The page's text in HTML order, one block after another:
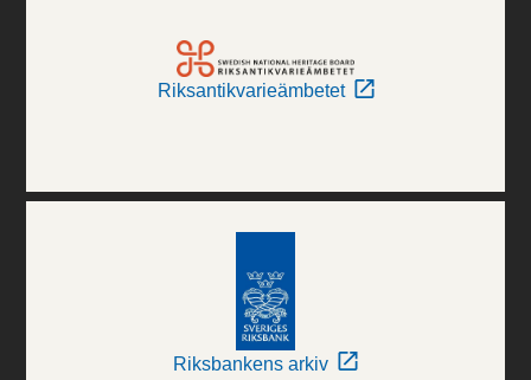
Riksantikvarieämbetet
Riksbankens arkiv